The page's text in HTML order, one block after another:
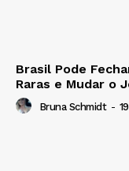
Brasil Pode
Raras e Mudar o
Bruna Schmidt -